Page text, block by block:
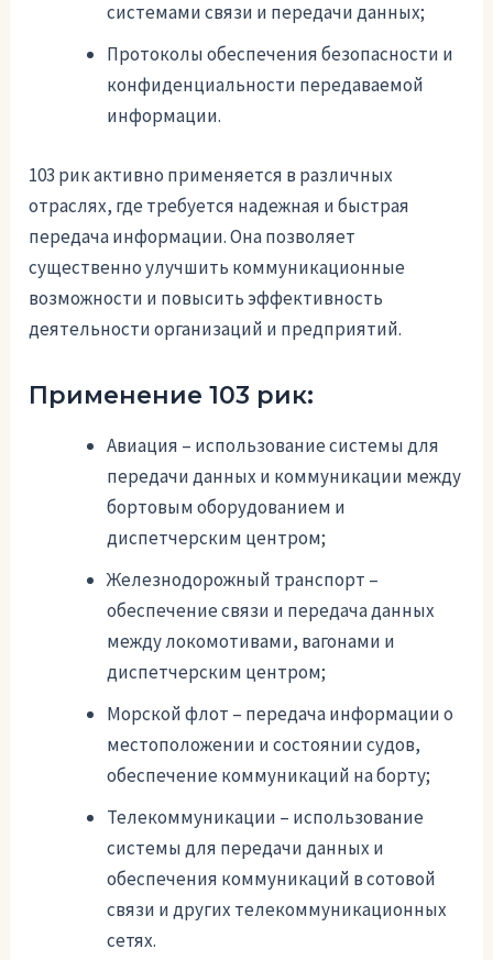
системами связи и передачи данных;
Протоколы обеспечения безопасности и
конфиденциальности передаваемой
информации.
103 рик активно применяется в различных
отраслях, где требуется надежная и быстрая
передача информации. Она позволяет
существенно улучшить коммуникационные
возможности и повысить эффективность
деятельности организаций и предприятий.
Применение 103 рик:
Авиация – использование системы для
передачи данных и коммуникации между
бортовым оборудованием и
диспетчерским центром;
Железнодорожный транспорт –
обеспечение связи и передача данных
между локомотивами, вагонами и
диспетчерским центром;
Морской флот – передача информации о
местоположении и состоянии судов,
обеспечение коммуникаций на борту;
Телекоммуникации – использование
системы для передачи данных и
обеспечения коммуникаций в сотовой
связи и других телекоммуникационных
сетях.